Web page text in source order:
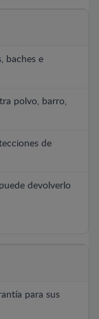
baches e
polvo, barro,
de
devolverlo
para sus